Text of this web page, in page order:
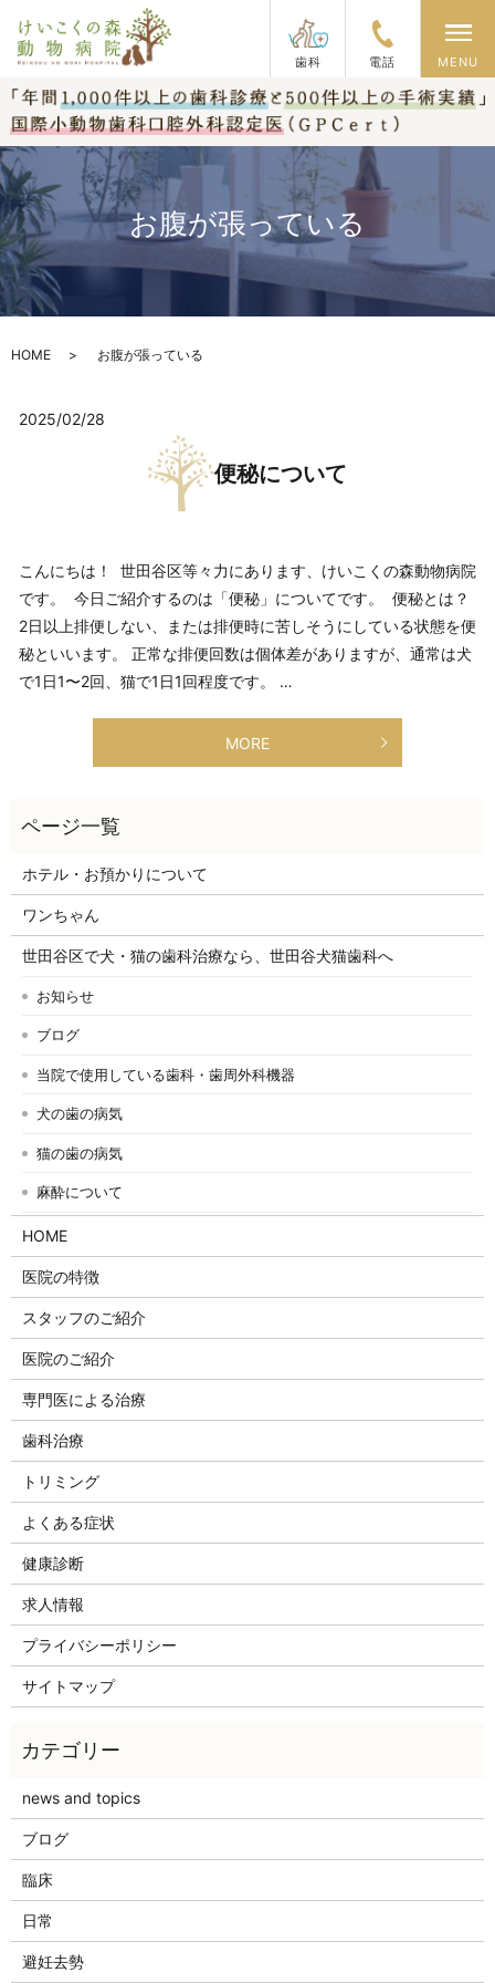
歯科 電話
メ
MENU
お腹が張っている
HOME お腹が張っている
2025/02/28
便秘について
こんにちは！ 世田谷区等々力にあります、けいこくの森動物病院
です。 今日ご紹介するのは「便秘」についてです。 便秘とは？
2日以上排便しない、または排便時に苦しそうにしている状態を便
秘といいます。 正常な排便回数は個体差がありますが、通常は犬
で1日1〜2回、猫で1日1回程度です。 …
MORE
ホテル・お預かりについて
ワンちゃん
世田谷区で犬・猫の歯科治療なら、世田谷犬猫歯科へ
お知らせ
ブログ
当院で使用している歯科・歯周外科機器
犬の歯の病気
猫の歯の病気
麻酔について
HOME
医院の特徴
スタッフのご紹介
医院のご紹介
専門医による治療
歯科治療
トリミング
よくある症状
健康診断
求人情報
プライバシーポリシー
サイトマップ
news and topics
ブログ
臨床
日常
避妊去勢